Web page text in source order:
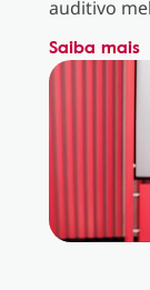
auditivo
Saiba mais